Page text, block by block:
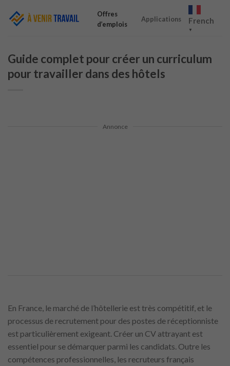
Offres
d’emplois
Applications French
▼
Guide complet pour créer un curriculum
pour travailler dans des hôtels
Annonce
En France, le marché de l’hôtellerie est très compétitif, et le
processus de recrutement pour des postes de réceptionniste
est particulièrement exigeant. Créer un CV attrayant est
essentiel pour se démarquer parmi les candidats. Outre les
compétences professionnelles, les recruteurs français